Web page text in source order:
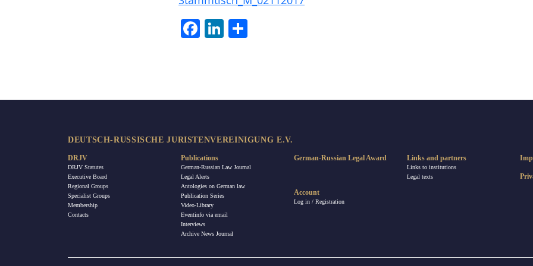
FacebookLinkedIn
DEUTSCH-RUSSISCHE JURISTENVEREINIGUNG E.V.
DRJV
DRJV Statutes
Executive Board
Regional Groups
Specialist Groups
Membership
Contacts
Publications
German-Russian Law Journal
Legal Alerts
Antologies on German law
Publication Series
Video-Library
Eventinfo via email
Interviews
Archive News Journal
German-Russian Legal Award
Account
Log in / Registration
Links and partners
Links to institutions
Legal texts